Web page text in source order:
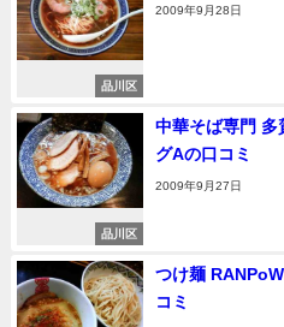
品川区
2009年9月28日
品川区
中華そば専門 多
グAの口コミ
2009年9月27日
つけ麺
コミ